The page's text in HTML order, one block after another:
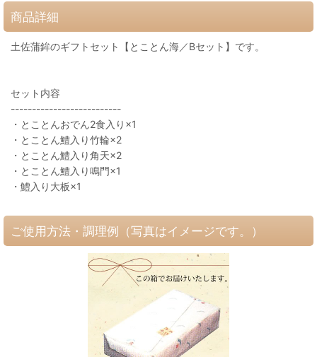
商品詳細
土佐蒲鉾のギフトセット【とことん海／Bセット】です。
セット内容
--------------------------
・とことんおでん2食入り×1
・とことん鱧入り竹輪×2
・とことん鱧入り角天×2
・とことん鱧入り鳴門×1
・鱧入り大板×1
ご使用方法・調理例（写真はイメージです。）